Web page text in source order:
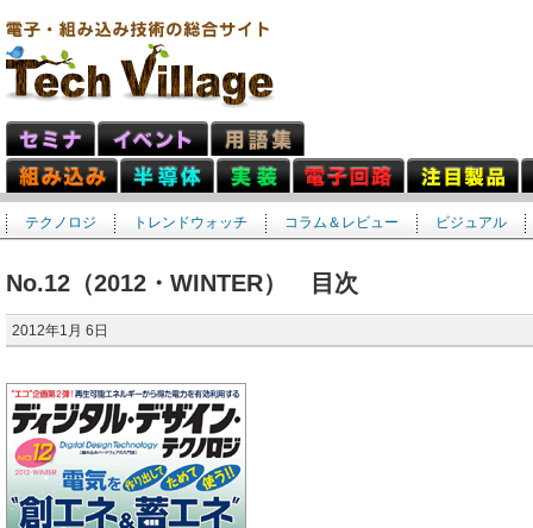
テクノロジ トレンドウォッチ コラム＆レビュー ビジュアル
No.12（2012・WINTER） 目次
2012年1月 6日